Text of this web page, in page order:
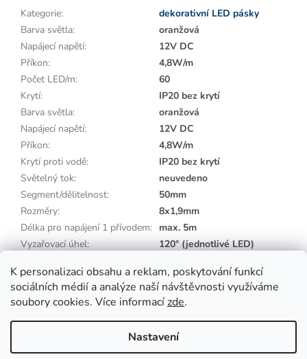
K personalizaci obsahu a reklam, poskytování funkcí
sociálních médií a analýze naší návštěvnosti využíváme
soubory cookies. Více informacízde.
Nastavení
Kategorie:
dekorativní LED pásky
Barva světla:
oranžová
Napájecí napětí:
12V DC
Příkon:
4,8W/m
Počet LED/m:
60
Krytí:
IP20 bez krytí
Barva světla:
oranžová
Napájecí napětí:
12V DC
Příkon:
4,8W/m
Krytí proti vodě:
IP20 bez krytí
Světelný tok:
neuvedeno
Segment/dělitelnost:
50mm
Rozměry:
8x1,9mm
Délka pro napájení 1 přívodem: max. 5m
Vyzařovací úhel:
120° (jednotlivé LED)